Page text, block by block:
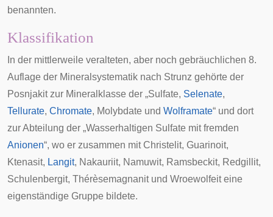
benannten.
Klassifikation
In der mittlerweile veralteten, aber noch gebräuchlichen 8.
Auflage der Mineralsystematik nach Strunz gehörte der
Posnjakit zur Mineralklasse der „Sulfate, Selenate,
Tellurate, Chromate, Molybdate und Wolframate“ und dort
zur Abteilung der „Wasserhaltigen Sulfate mit fremden
Anionen“, wo er zusammen mit Christelit, Guarinoit,
Ktenasit, Langit, Nakauriit, Namuwit, Ramsbeckit, Redgillit,
Schulenbergit, Thérèsemagnanitund Wroewolfeiteine
eigenständige Gruppe bildete.